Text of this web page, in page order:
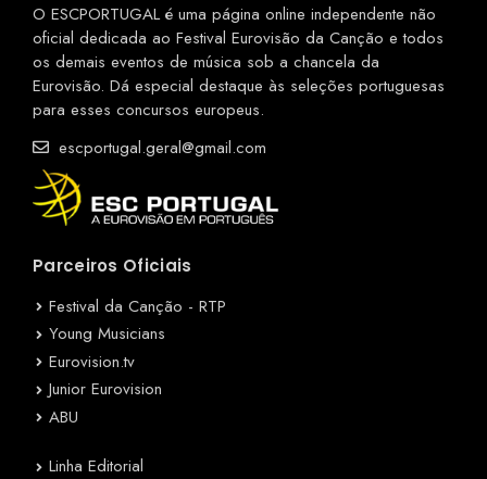
O ESCPORTUGAL é uma página online independente não
oficial dedicada ao Festival Eurovisão da Canção e todos
os demais eventos de música sob a chancela da
Eurovisão. Dá especial destaque às seleções portuguesas
para esses concursos europeus.
escportugal.geral@gmail.com
Parceiros Oficiais
Festival da Canção - RTP
Young Musicians
Eurovision.tv
Junior Eurovision
ABU
Linha Editorial